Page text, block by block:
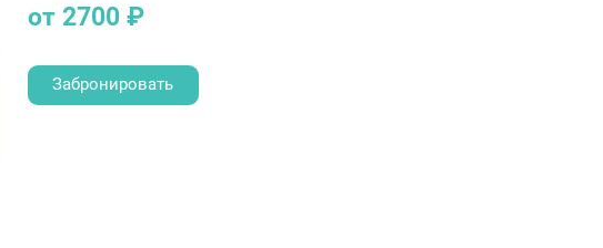
от 2700 ₽
Забронировать